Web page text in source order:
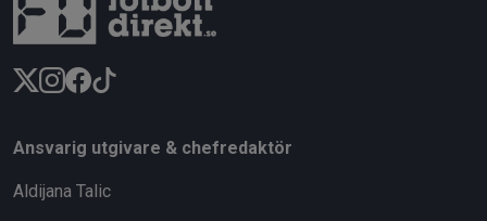
Ansvarig utgivare & chefredaktör
Aldijana Talic